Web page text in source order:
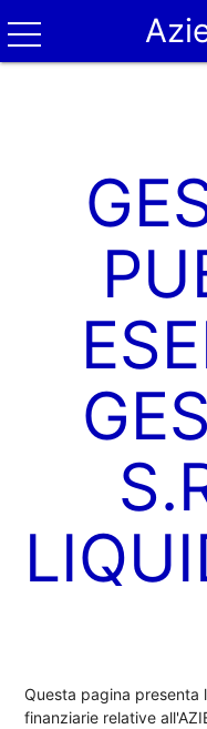
Questa pagina presenta
finanziarie relative